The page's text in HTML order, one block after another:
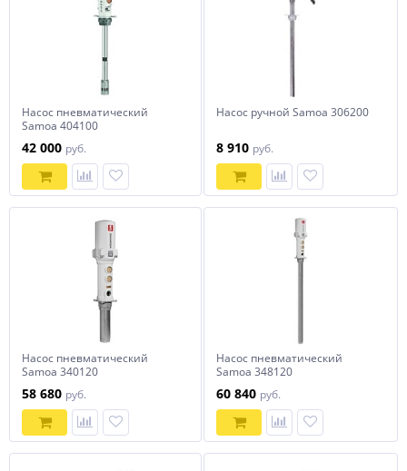
Насос пневматический
Samoa 404100
42 000 руб.
Насос ручной Samoa 306200
8 910 руб.
Насос пневматический
Samoa 340120
58 680 руб.
Насос пневматический
Samoa 348120
60 840 руб.